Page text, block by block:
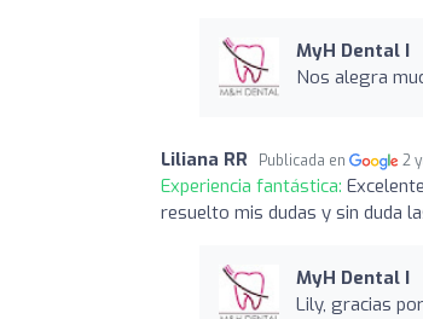
MyH Dental I
Nos alegra
Liliana RR Publicada en 2
Experiencia fantástica:
resuelto mis dudas y sin duda
MyH Dental I
Lily, gracias